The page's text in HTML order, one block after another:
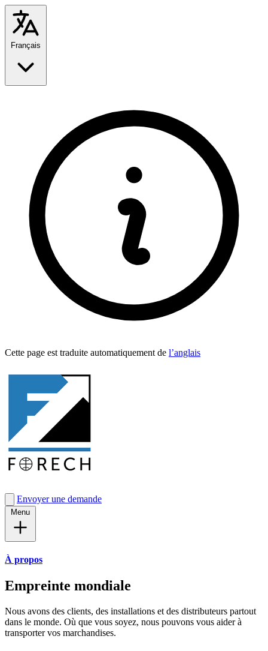
Cette page est traduite automa­tique­ment de l’anglais
Envoyer une demande
À propos
Empreinte mondiale
Nous avons des clients, des installations et des distributeurs partout
dans le monde. Où que vous soyez, nous pouvons vous aider à
transporter vos marchandises.